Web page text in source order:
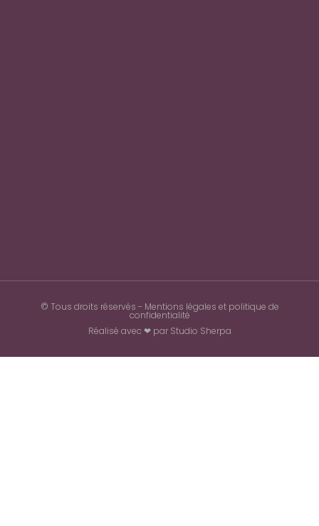
© Tous droits réservés - Mentions légales et politique de
confidentialité
Réalisé avec ❤ par Studio Sherpa